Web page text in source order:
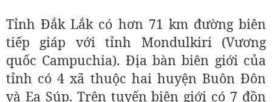
Tỉnh Đắk Lắk có hơn 71 km đường biên
tiếp giáp với tỉnh Mondulkiri (Vương
quốc Campuchia). Địa bàn biên giới của
tỉnh có 4 xã thuộc hai huyện Buôn Đôn
và Ea Súp. Trên tuyến biên giới có 7 đồn